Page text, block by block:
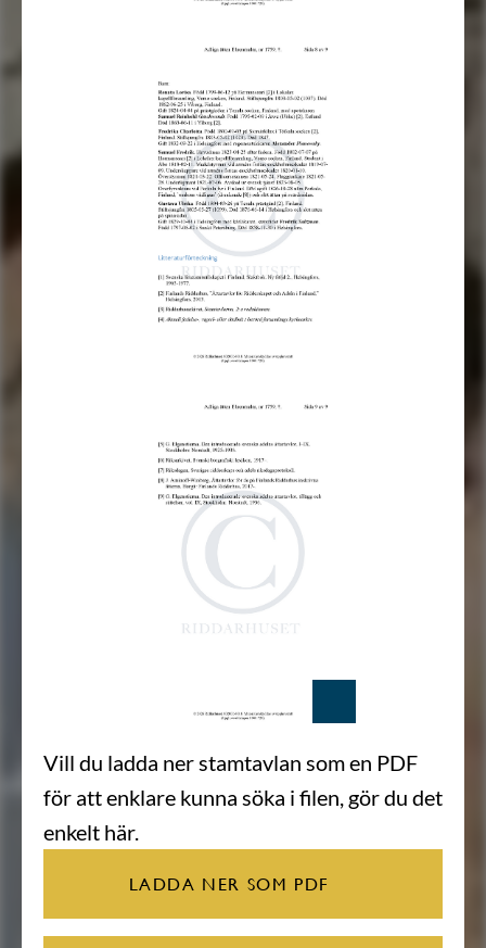
Vill du ladda ner stamtavlan som en PDF
för att enklare kunna söka i filen, gör du det
enkelt här.
LADDA NER SOM PDF